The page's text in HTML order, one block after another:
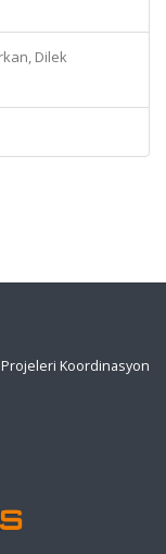
Dilek
Koordinasyon